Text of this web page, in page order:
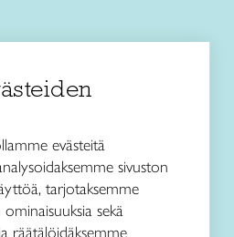
evästeitä
sivuston
tarjotaksemme
sekä
räätälöidäksemme